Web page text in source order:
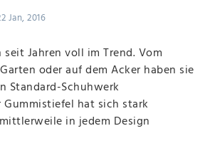
Jan, 2016
Jahren voll im Trend. Vom
oder auf dem Acker haben sie
Standard-Schuhwerk
hat sich stark
in jedem Design